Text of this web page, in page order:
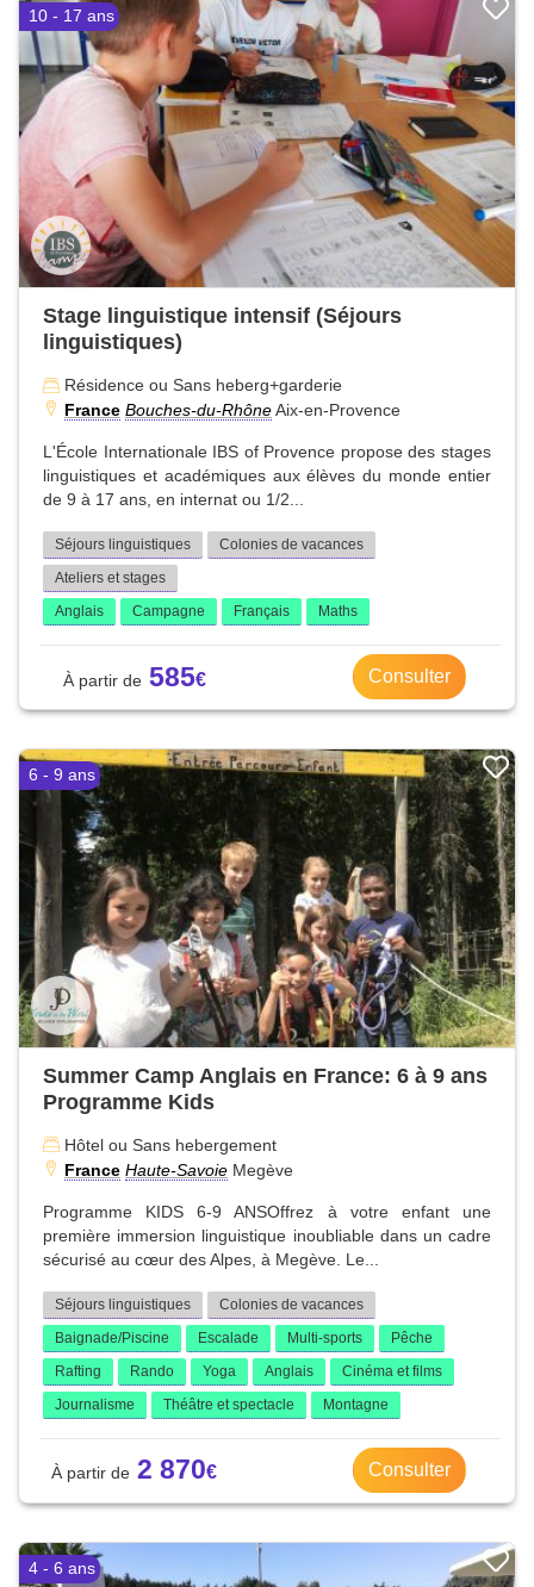
10 - 17 ans
Stage linguistique intensif (Séjours
linguistiques)
Résidence ou Sans heberg+garderie
France Bouches-du-RhôneAix-en-Provence
L'École Internationale IBS of Provence propose des stages
linguistiques et académiques aux élèves du monde entier
de 9 à 17 ans, en internat ou 1/2...
Séjours linguistiques
Colonies de vacances
Ateliers et stages
Anglais
Campagne Français Maths
585 Consulter
6 - 9 ans
Summer Camp Anglais en France: 6 à 9 ans
Programme Kids
Hôtel ou Sans hebergement
France Haute-Savoie Megève
Programme KIDS 6-9 ANSOffrez à votre enfant une
première immersion linguistique inoubliable dans un cadre
sécurisé au cœur des Alpes, à Megève. Le...
Séjours linguistiques
Colonies de vacances
Baignade/Piscine
Escalade Multi-sports
Pêche
Rafting
Rando Yoga Anglais
Cinéma et films
Journalisme
Théâtre et spectacle Montagne
2 870 Consulter
4 - 6 ans